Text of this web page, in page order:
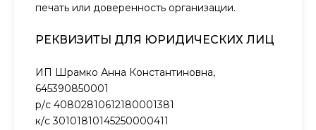
печать или доверенность организации.
РЕКВИЗИТЫ ДЛЯ ЮРИДИЧЕСКИХ ЛИЦ
ИП Шрамко Анна Константиновна,
645390850001
р/с 40802810612180001381
к/с 30101810145250000411